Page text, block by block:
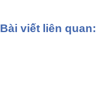
Bài viết liên quan: